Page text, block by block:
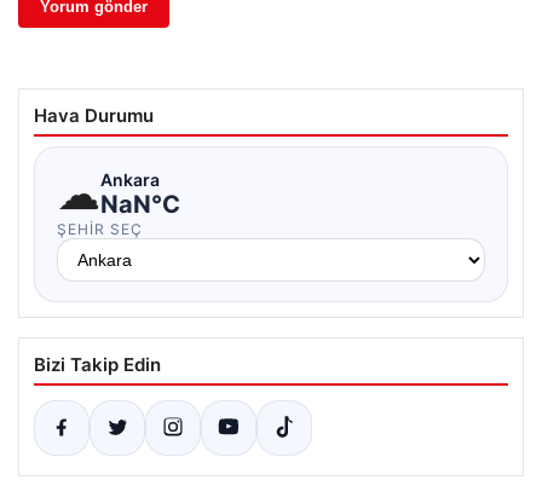
Hava Durumu
☁Ankara
NaN°C
ŞEHIR SEÇ
Bizi Takip Edin